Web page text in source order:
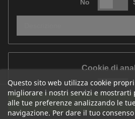
Questo sito web utilizza cookie
migliorare i nostri servizi e mostrarti
alle tue preferenze analizzando le
navigazione. Per dare il tuo
No
Cookie di
No
Descrizione
Accetta tutti